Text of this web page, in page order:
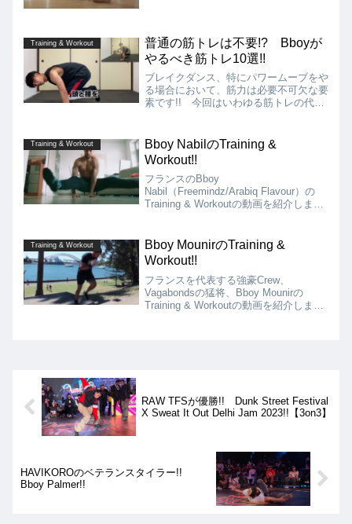
ーニングの一端が、この動画から見て取
れます!!
Training & Workout
普通の筋トレは不要!? Bboyが
やるべき筋トレ10選!!
ブレイクダンス、特にパワームーブをや
る場合において、筋力は必要不可欠な要
素です!! 今回はいわゆる筋トレの代表
ーブの動きに必要な筋肉を効率的に鍛え
ることができる、Bboyがやるべき筋ト
レ10選を教えている動画を紹介します!!
Training & Workout
Bboy NabilのTraining &
Workout!!
フランスのBboy
Nabil（Freemindz/Arabiq Flavour）の
Training & Workoutの動画を紹介しま
ジカリティの高い、キレのあるスタイル
を強みとしています!!
Training & Workout
Bboy MounirのTraining &
Workout!!
フランスを代表する強豪Crew、
Vagabondsの猛将、Bboy Mounirの
Training & Workoutの動画を紹介しま
RAW TFSが優勝!! Dunk Street Festival
X Sweat It Out Delhi Jam 2023!!【3on3】
HAVIKOROのベテランスタイラー!!
Bboy Palmer!!